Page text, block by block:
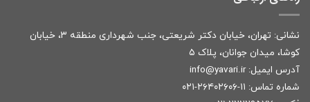
نشانی: تهران، خیابان دکتر شریعتی، جنب شهرداری منطقه ۳، خیابان
کوشا، میدان جوانان، پلاک ۵
آدرس ایمیل: info@yavari.ir
شماره تماس: ۱۱-۲۶۴۰۲۶۰۶-۰۲۱